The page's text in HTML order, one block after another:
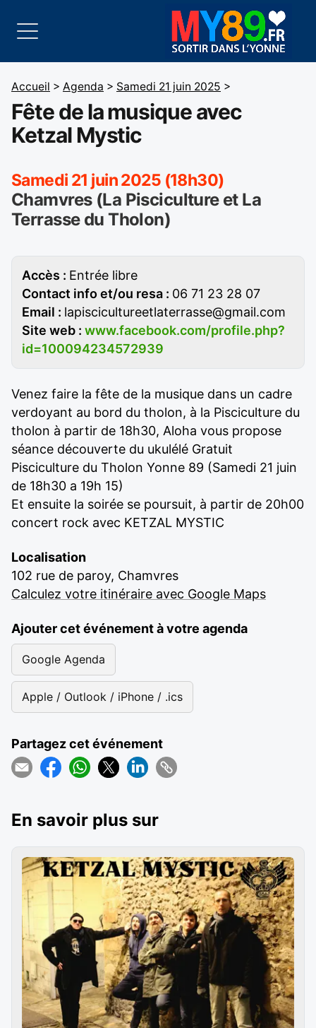
Accueil > Agenda > Samedi 21 juin 2025 >
Fête de la musique avec
Ketzal Mystic
Samedi 21 juin 2025 (18h30)
Chamvres (La Pisciculture et La
Terrasse du Tholon)
Accès : Entrée libre
Contact info et/ou resa : 06 71 23 28 07
Email : lapiscicultureetlaterrasse@gmail.com
Site web : www.facebook.com/profile.php?
id=100094234572939
Venez faire la fête de la musique dans un cadre
verdoyant au bord du tholon, à la Pisciculture du
tholon à partir de 18h30, Aloha vous propose
séance découverte du ukulélé Gratuit
Pisciculture du Tholon Yonne 89 (Samedi 21 juin
de 18h30 a 19h 15)
Et ensuite la soirée se poursuit, à partir de 20h00
concert rock avec KETZAL MYSTIC
Localisation
102 rue de paroy, Chamvres
Calculez votre itinéraire avec Google Maps
Ajouter cet événement à votre agenda
Google Agenda
Apple / Outlook / iPhone / .ics
Partagez cet événement
En savoir plus sur